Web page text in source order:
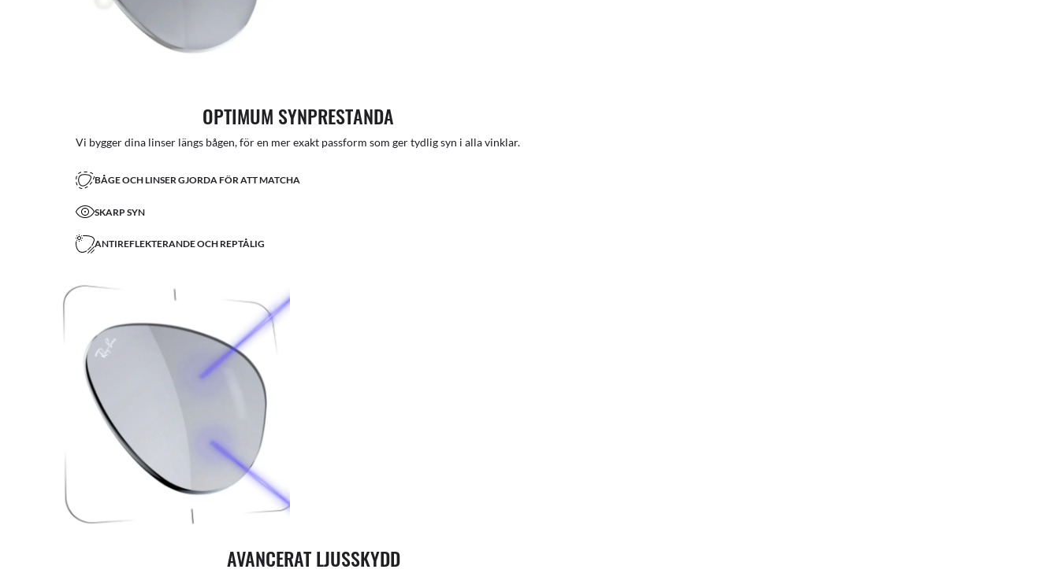
OPTIMUM SYNPRESTANDA
Vi bygger dina linser längs bågen, för en mer exakt passform som ger tydlig syn i alla vinklar.
BÅGE OCH LINSER GJORDA FÖR ATT MATCHA
SKARP SYN
ANTIREFLEKTERANDE OCH REPTÅLIG
AVANCERAT LJUSSKYDD